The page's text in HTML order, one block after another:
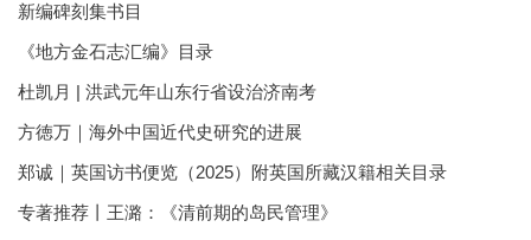
新编碑刻集书目
《地方金石志汇编》目录
杜凯月 | 洪武元年山东行省设治济南考
方徳万｜海外中国近代史研究的进展
郑诚｜英国访书便览（2025）附英国所藏汉籍相关目录
专著推荐丨王潞：《清前期的岛民管理》